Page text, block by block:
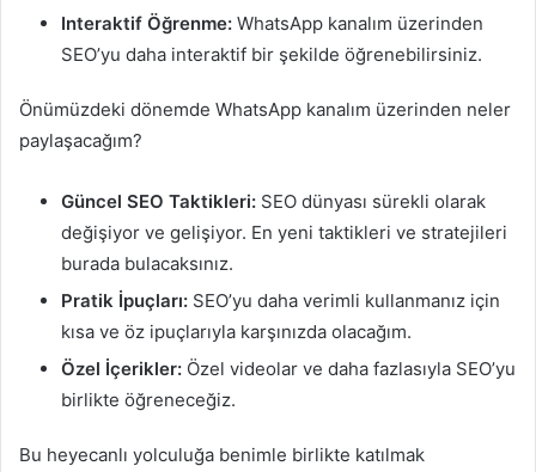
Interaktif Öğrenme: WhatsApp kanalım üzerinden
SEO’yu daha interaktif bir şekilde öğrenebilirsiniz.
Önümüzdeki dönemde WhatsApp kanalım üzerinden neler
paylaşacağım?
Güncel SEO Taktikleri: SEO dünyası sürekli olarak
değişiyor ve gelişiyor. En yeni taktikleri ve stratejileri
burada bulacaksınız.
Pratik İpuçları: SEO’yu daha verimli kullanmanız için
kısa ve öz ipuçlarıyla karşınızda olacağım.
Özel İçerikler: Özel videolar ve daha fazlasıyla SEO’yu
birlikte öğreneceğiz.
Bu heyecanlı yolculuğa benimle birlikte katılmak